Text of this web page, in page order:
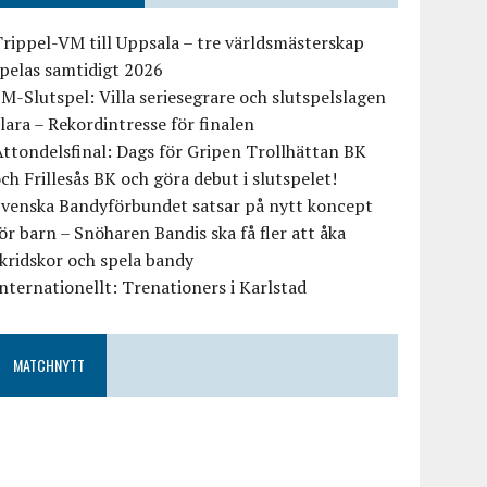
VM till Uppsala – tre världsmästerskap
samtidigt 2026
Slutspel: Villa seriesegrare och slutspelslagen
– Rekordintresse för finalen
Dags för Gripen Trollhättan BK
Frillesås BK och göra debut i slutspelet!
Bandyförbundet satsar på nytt koncept
barn – Snöharen Bandis ska få fler att åka
och spela bandy
Trenationers i Karlstad
MATCHNYTT